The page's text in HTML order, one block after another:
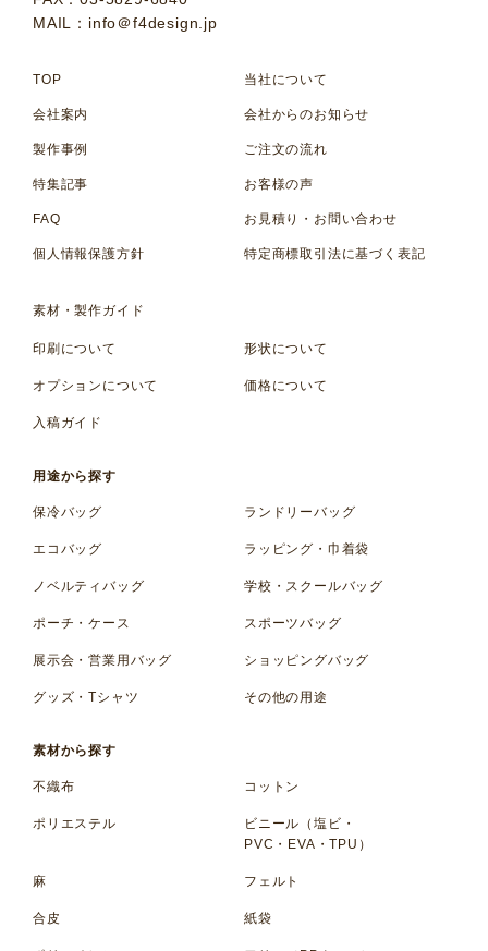
MAIL：info＠f4design.jp
TOP 当社について
会社案内 会社からのお知らせ
製作事例 ご注文の流れ
特集記事 お客様の声
FAQ お見積り・お問い合わせ
個人情報保護方針 特定商標取引法に基づく表記
素材・製作ガイド
印刷について 形状について
オプションについて 価格について
入稿ガイド
用途から探す
保冷バッグ ランドリーバッグ
エコバッグ ラッピング・巾着袋
ノベルティバッグ 学校・スクールバッグ
ポーチ・ケース スポーツバッグ
展示会・営業用バッグ ショッピングバッグ
グッズ・Tシャツ その他の用途
素材から探す
不織布 コットン
ポリエステル
ビニール（塩ビ・
PVC・EVA・TPU）
麻 フェルト
合皮 紙袋